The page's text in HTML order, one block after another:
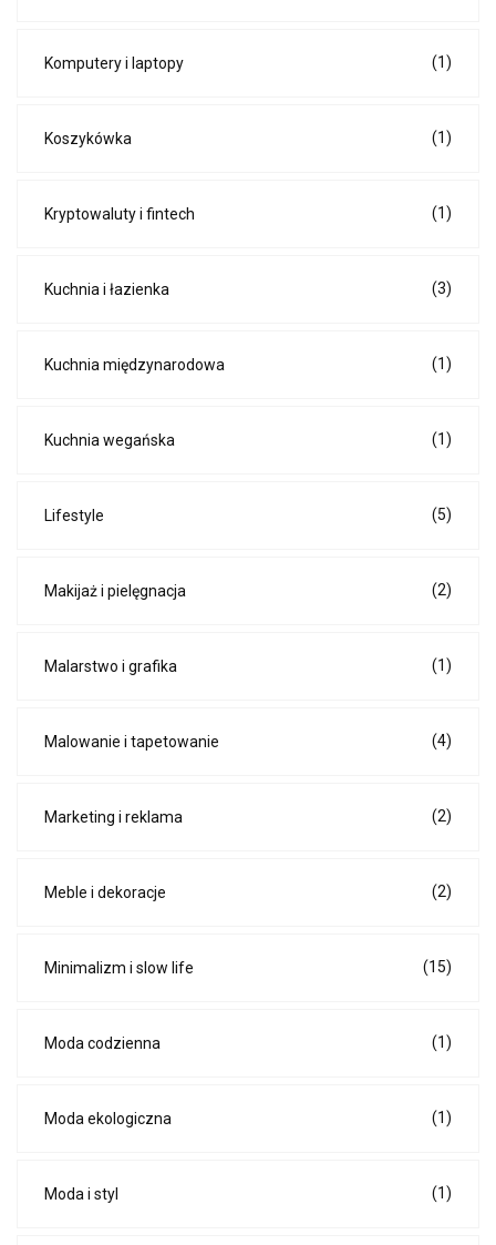
Komputery i laptopy (1)
Koszykówka (1)
Kryptowaluty i fintech (1)
Kuchnia i łazienka (3)
Kuchnia międzynarodowa (1)
Kuchnia wegańska (1)
Lifestyle (5)
Makijaż i pielęgnacja (2)
Malarstwo i grafika (1)
Malowanie i tapetowanie (4)
Marketing i reklama (2)
Meble i dekoracje (2)
Minimalizm i slow life (15)
Moda codzienna (1)
Moda ekologiczna (1)
Moda i styl (1)